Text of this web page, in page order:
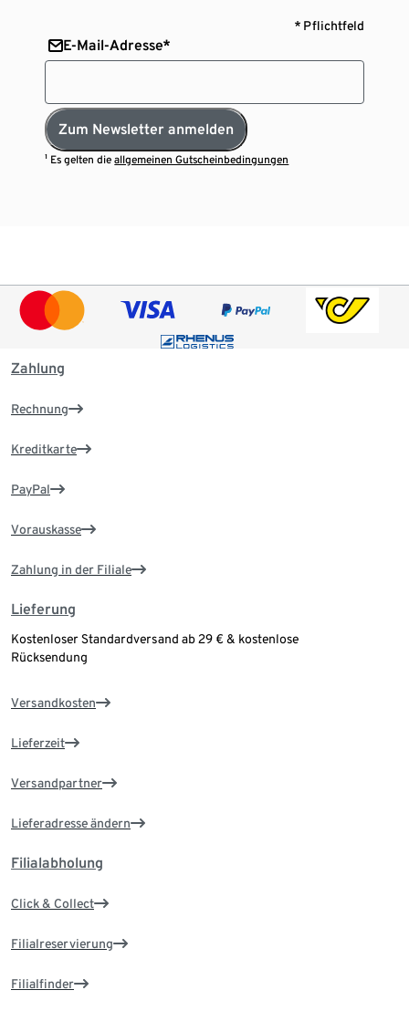
* Pflichtfeld
E-Mail-Adresse*
Zum Newsletter anmelden
¹ Es gelten dieallgemeinen Gutscheinbedingungen
Zahlung
Rechnung
Kreditkarte
PayPal
Vorauskasse
Zahlung in der Filiale
Lieferung
Kostenloser Standardversand ab 29 € & kostenlose
Rücksendung
Versandkosten
Lieferzeit
Versandpartner
Lieferadresse ändern
Filialabholung
Click & Collect
Filialreservierung
Filialfinder